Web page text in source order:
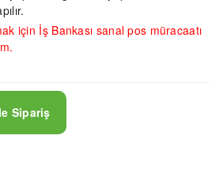
için İş Bankası sanal pos müracaatı
Sipariş